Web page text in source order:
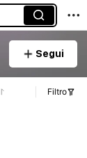
Segui
Filtro